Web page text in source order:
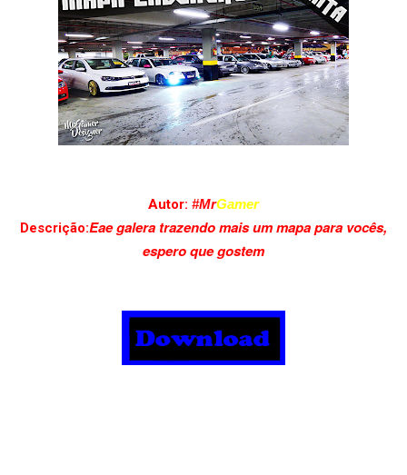
Autor: #MrGamer
Descrição:Eae galera trazendo mais um mapa para vocês,
espero que gostem